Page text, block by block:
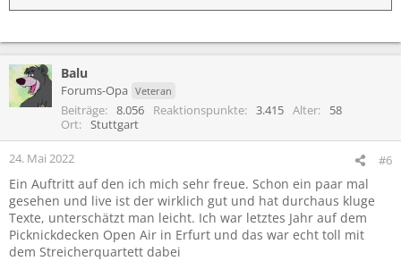
Balu
Forums-Opa Veteran
Beiträge 8.056 Reaktionspunkte 3.415 Alter
58
Ort
Stuttgart
24. Mai 2022 #6
Ein Auftritt auf den ich mich sehr freue. Schon ein paar mal
gesehen und live ist der wirklich gut und hat durchaus kluge
Texte, unterschätzt man leicht. Ich war letztes Jahr auf dem
Picknickdecken Open Air in Erfurt und das war echt toll mit
dem Streicherquartett dabei